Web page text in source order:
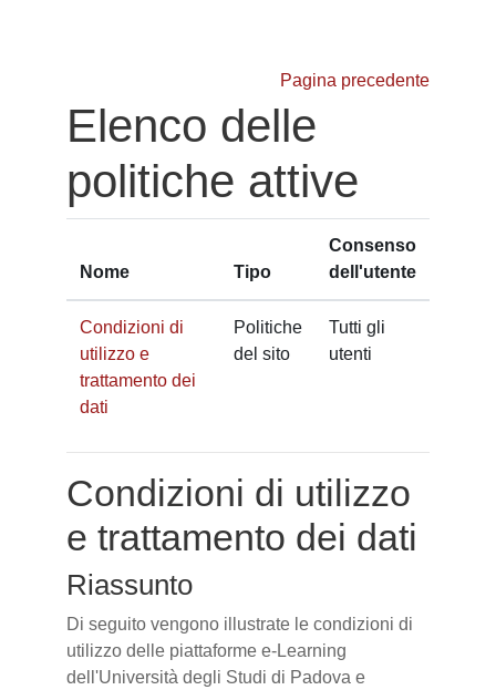
Pagina precedente
Elenco delle
politiche attive
Nome Tipo
Consenso
dell'utente
Condizioni di
utilizzo e
trattamento dei
dati
Politiche
del sito
Tutti gli
utenti
Condizioni di utilizzo
e trattamento dei dati
Riassunto
Di seguito vengono illustrate le condizioni di
utilizzo delle piattaforme e-Learning
dell'Università degli Studi di Padova e